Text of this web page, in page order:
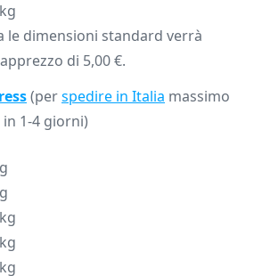
le dimensioni standard verrà
di 5,00 €.
(perspedire in Italia massimo
1-4 giorni)